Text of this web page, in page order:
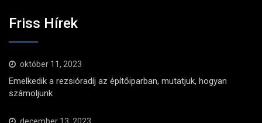
Friss Hírek
október 11, 2023
Emelkedik a rezsióradíj az építőiparban, mutatjuk, hogyan
számoljunk